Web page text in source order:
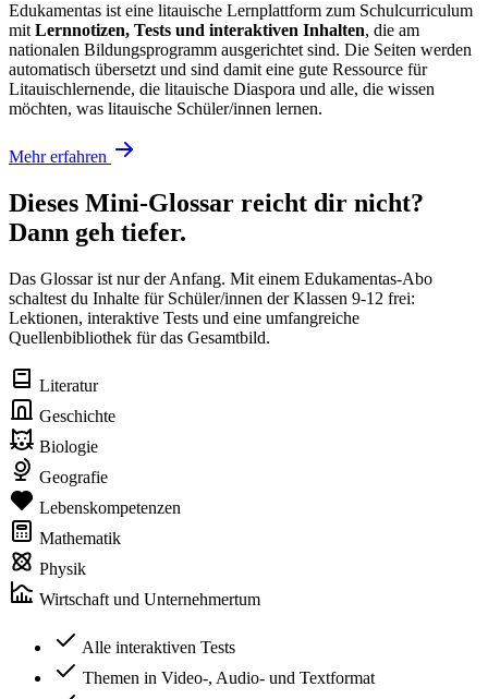
Edukamentas ist eine litauische Lernplattform zum Schulcurriculum
mit Lernnotizen, Tests und interaktiven Inhalten, die am
nationalen Bildungsprogramm ausgerichtet sind. Die Seiten werden
automatisch übersetzt und sind damit eine gute Ressource für
Litauischlernende, die litauische Diaspora und alle, die wissen
möchten, was litauische Schüler/innen lernen.
Mehr erfahren
Dieses Mini-Glossar reicht dir nicht?
Dann geh tiefer.
Das Glossar ist nur der Anfang. Mit einem Edukamentas-Abo
schaltest du Inhalte für Schüler/innen der Klassen 9-12 frei:
Lektionen, interaktive Tests und eine umfangreiche
Quellenbibliothek für das Gesamtbild.
Literatur
Geschichte
Biologie
Geografie
Lebenskompetenzen
Mathematik
Physik
Wirtschaft und Unternehmertum
Alle interaktiven Tests
Themen in Video-, Audio- und Textformat